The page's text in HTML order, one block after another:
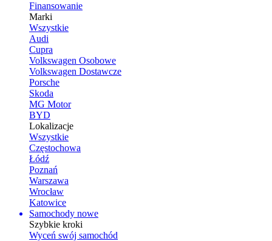
Finansowanie
Marki
Wszystkie
Audi
Cupra
Volkswagen Osobowe
Volkswagen Dostawcze
Porsche
Skoda
MG Motor
BYD
Lokalizacje
Wszystkie
Częstochowa
Łódź
Poznań
Warszawa
Wrocław
Katowice
Samochody nowe
Szybkie kroki
Wyceń swój samochód